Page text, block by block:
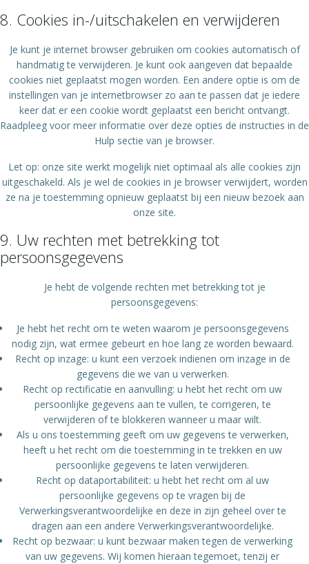
8. Cookies in-/uitschakelen en verwijderen
Je kunt je internet browser gebruiken om cookies automatisch of
handmatig te verwijderen. Je kunt ook aangeven dat bepaalde
cookies niet geplaatst mogen worden. Een andere optie is om de
instellingen van je internetbrowser zo aan te passen dat je iedere
keer dat er een cookie wordt geplaatst een bericht ontvangt.
Raadpleeg voor meer informatie over deze opties de instructies in de
Hulp sectie van je browser.
Let op: onze site werkt mogelijk niet optimaal als alle cookies zijn
uitgeschakeld. Als je wel de cookies in je browser verwijdert, worden
ze na je toestemming opnieuw geplaatst bij een nieuw bezoek aan
onze site.
9. Uw rechten met betrekking tot
persoonsgegevens
Je hebt de volgende rechten met betrekking tot je
persoonsgegevens:
Je hebt het recht om te weten waarom je persoonsgegevens
nodig zijn, wat ermee gebeurt en hoe lang ze worden bewaard.
Recht op inzage: u kunt een verzoek indienen om inzage in de
gegevens die we van u verwerken.
Recht op rectificatie en aanvulling: u hebt het recht om uw
persoonlijke gegevens aan te vullen, te corrigeren, te
verwijderen of te blokkeren wanneer u maar wilt.
Als u ons toestemming geeft om uw gegevens te verwerken,
heeft u het recht om die toestemming in te trekken en uw
persoonlijke gegevens te laten verwijderen.
Recht op dataportabiliteit: u hebt het recht om al uw
persoonlijke gegevens op te vragen bij de
Verwerkingsverantwoordelijke en deze in zijn geheel over te
dragen aan een andere Verwerkingsverantwoordelijke.
Recht op bezwaar: u kunt bezwaar maken tegen de verwerking
van uw gegevens. Wij komen hieraan tegemoet, tenzij er